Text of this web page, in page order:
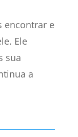
encontrar e
Ele
sua
a